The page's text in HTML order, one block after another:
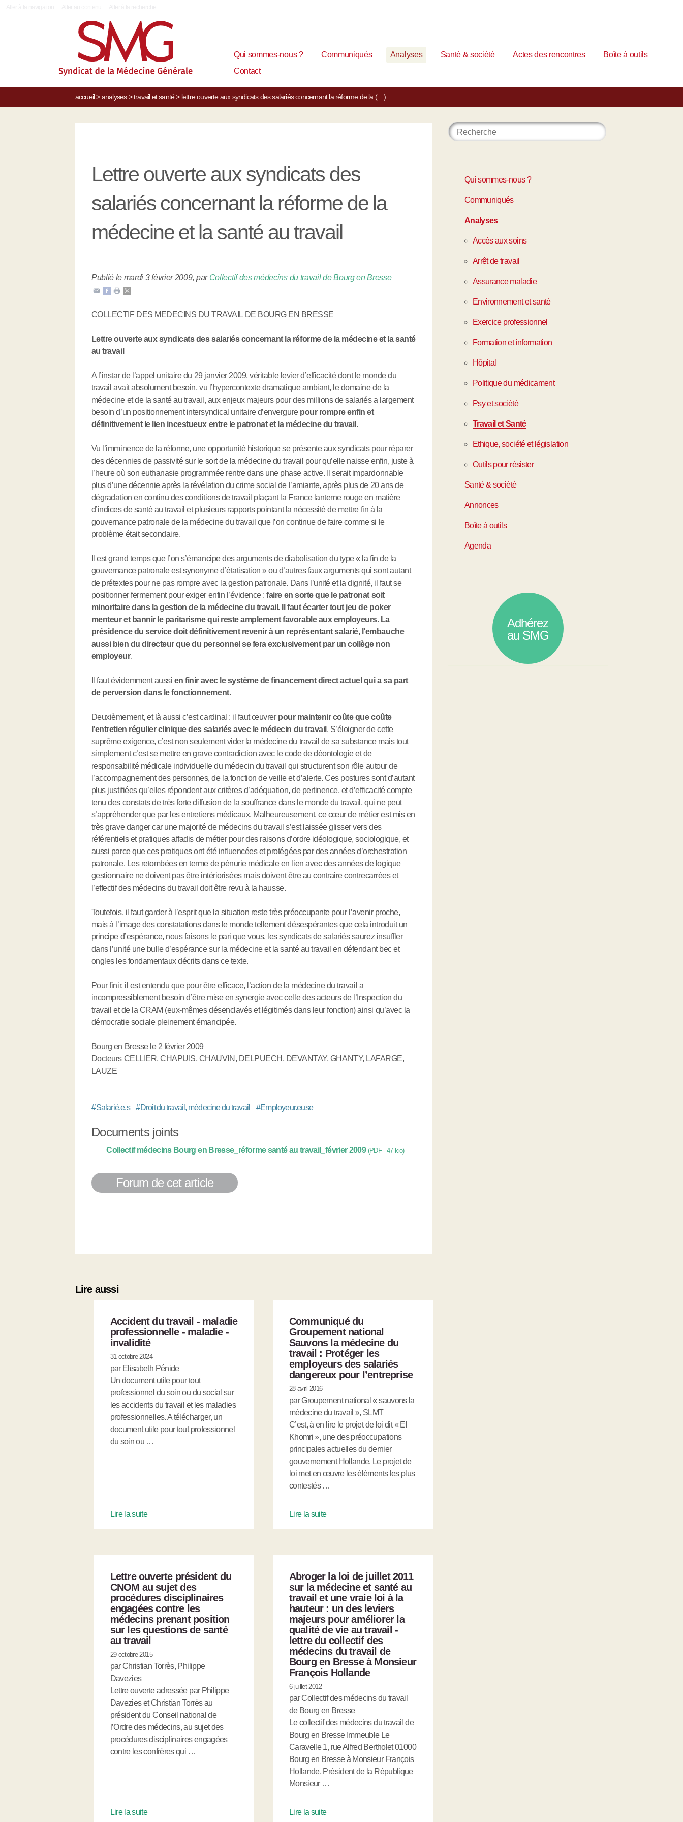
Qui sommes-nous ? Communiqués Analyses Santé & société Actes des rencontres
Boîte à outils
Contact
accueil> analyses> travail et santé> lettre ouverte aux syndicats des salariés concernant la réforme de la (…)
Lettre ouverte aux syndicats des
salariés concernant la réforme de la
médecine et la santé au travail
Publié le mardi 3 février 2009, par Collectif des médecins du travail de Bourg en Bresse
COLLECTIF DES MEDECINS DU TRAVAIL DE BOURG EN BRESSE
Lettre ouverte aux syndicats des salariés concernant la réforme de la médecine et la santé
au travail
A l’instar de l’appel unitaire du 29 janvier 2009, véritable levier d’efficacité dont le monde du
travail avait absolument besoin, vu l’hypercontexte dramatique ambiant, le domaine de la
médecine et de la santé au travail, aux enjeux majeurs pour des millions de salariés a largement
besoin d’un positionnement intersyndical unitaire d’envergure pour rompre enfin et
définitivement le lien incestueux entre le patronat et la médecine du travail.
Vu l’imminence de la réforme, une opportunité historique se présente aux syndicats pour réparer
des décennies de passivité sur le sort de la médecine du travail pour qu’elle naisse enfin, juste à
l’heure où son euthanasie programmée rentre dans une phase active. Il serait impardonnable
plus d’une décennie après la révélation du crime social de l’amiante, après plus de 20 ans de
dégradation en continu des conditions de travail plaçant la France lanterne rouge en matière
d’indices de santé au travail et plusieurs rapports pointant la nécessité de mettre fin à la
gouvernance patronale de la médecine du travail que l’on continue de faire comme si le
problème était secondaire.
Il est grand temps que l’on s’émancipe des arguments de diabolisation du type « la fin de la
gouvernance patronale est synonyme d’étatisation » ou d’autres faux arguments qui sont autant
de prétextes pour ne pas rompre avec la gestion patronale. Dans l’unité et la dignité, il faut se
positionner fermement pour exiger enfin l’évidence :faire en sorte que le patronat soit
minoritaire dans la gestion de la médecine du travail. Il faut écarter tout jeu de poker
menteur et bannir le paritarisme qui reste amplement favorable aux employeurs. La
présidence du service doit définitivement revenir à un représentant salarié, l’embauche
aussi bien du directeur que du personnel se fera exclusivement par un collège non
employeur.
Il faut évidemment aussi en finir avec le système de financement direct actuel qui a sa part
de perversion dans le fonctionnement.
Deuxièmement, et là aussi c’est cardinal : il faut œuvrer pour maintenir coûte que coûte
l’entretien régulier clinique des salariés avec le médecin du travail . S’éloigner de cette
suprême exigence, c’est non seulement vider la médecine du travail de sa substance mais tout
simplement c’est se mettre en grave contradiction avec le code de déontologie et de
responsabilité médicale individuelle du médecin du travail qui structurent son rôle autour de
l’accompagnement des personnes, de la fonction de veille et d’alerte. Ces postures sont d’autant
plus justifiées qu’elles répondent aux critères d’adéquation, de pertinence, et d’efficacité compte
tenu des constats de très forte diffusion de la souffrance dans le monde du travail, qui ne peut
s’appréhender que par les entretiens médicaux. Malheureusement, ce cœur de métier est mis en
très grave danger car une majorité de médecins du travail s’est laissée glisser vers des
référentiels et pratiques affadis de métier pour des raisons d’ordre idéologique, sociologique, et
aussi parce que ces pratiques ont été influencées et protégées par des années d’orchestration
patronale. Les retombées en terme de pénurie médicale en lien avec des années de logique
gestionnaire ne doivent pas être intériorisées mais doivent être au contraire contrecarrées et
l’effectif des médecins du travail doit être revu à la hausse.
Toutefois, il faut garder à l’esprit que la situation reste très préoccupante pour l’avenir proche,
mais à l’image des constatations dans le monde tellement désespérantes que cela introduit un
principe d’espérance, nous faisons le pari que vous, les syndicats de salariés saurez insuffler
dans l’unité une bulle d’espérance sur la médecine et la santé au travail en défendant bec et
ongles les fondamentaux décrits dans ce texte.
Pour finir, il est entendu que pour être efficace, l’action de la médecine du travail a
incompressiblement besoin d’être mise en synergie avec celle des acteurs de l’Inspection du
travail et de la CRAM (eux-mêmes désenclavés et légitimés dans leur fonction) ainsi qu’avec la
démocratie sociale pleinement émancipée.
Bourg en Bresse le 2 février 2009
Docteurs CELLIER, CHAPUIS, CHAUVIN, DELPUECH, DEVANTAY, GHANTY, LAFARGE,
LAUZE
#Salarié.e.s #Droit du travail, médecine du travail #Employeur.euse
Documents joints
Collectif médecins Bourg en Bresse_réforme santé au travail_février 2009 (PDF-47 kio)
Forum de cet article
Lire aussi
Accident du travail - maladie
professionnelle - maladie -
invalidité
31 octobre 2024
par Elisabeth Pénide
Un document utile pour tout
professionnel du soin ou du social sur
les accidents du travail et les maladies
professionnelles. A télécharger, un
document utile pour tout professionnel
du soin ou …
Lire la suite
Communiqué du
Groupement national
Sauvons la médecine du
travail : Protéger les
employeurs des salariés
dangereux pour l’entreprise
28 avril 2016
par Groupement national « sauvons la
médecine du travail », SLMT
C’est, à en lire le projet de loi dit « El
Khomri », une des préoccupations
principales actuelles du dernier
gouvernement Hollande. Le projet de
loi met en œuvre les éléments les plus
contestés …
Lire la suite
Lettre ouverte président du
CNOM au sujet des
procédures disciplinaires
engagées contre les
médecins prenant position
sur les questions de santé
au travail
29 octobre 2015
par Christian Torrès, Philippe
Davezies
Lettre ouverte adressée par Philippe
Davezies et Christian Torrès au
président du Conseil national de
l’Ordre des médecins, au sujet des
procédures disciplinaires engagées
contre les confrères qui …
Lire la suite
Abroger la loi de juillet 2011
sur la médecine et santé au
travail et une vraie loi à la
hauteur : un des leviers
majeurs pour améliorer la
qualité de vie au travail -
lettre du collectif des
médecins du travail de
Bourg en Bresse à Monsieur
François Hollande
6 juillet 2012
par Collectif des médecins du travail
de Bourg en Bresse
Le collectif des médecins du travail de
Bourg en Bresse Immeuble Le
Caravelle 1, rue Alfred Bertholet 01000
Bourg en Bresse à Monsieur François
Hollande, Président de la République
Monsieur …
Lire la suite
Qui sommes-nous ?
Communiqués
Analyses
Accès aux soins
Arrêt de travail
Assurance maladie
Environnement et santé
Exercice professionnel
Formation et information
Hôpital
Politique du médicament
Psy et société
Travail et Santé
Ethique, société et législation
Outils pour résister
Santé & société
Annonces
Boîte à outils
Agenda
Adhérez
au SMG